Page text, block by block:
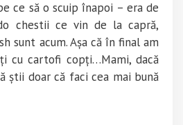
ce să o scuip înapoi – era de
chestii ce vin de la capră,
sunt acum. Așa că în final am
cu cartofi copți…Mami, dacă
știi doar că faci cea mai bună